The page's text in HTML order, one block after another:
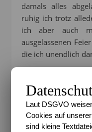
damals alles
ruhig ich trotz
ich aber auch
ausgelassenen
die ich unendlich
Laut DSGVO
Cookies auf
sind kleine